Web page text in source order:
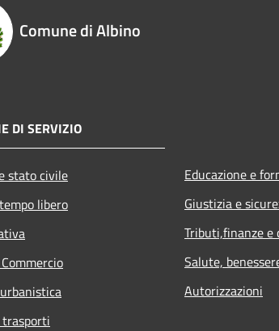
Comune di Albino
DI SERVIZIO
stato civile
libero
Educazione e
Giustizia e
Tributi,finanze e
Salute,
Autorizzazioni